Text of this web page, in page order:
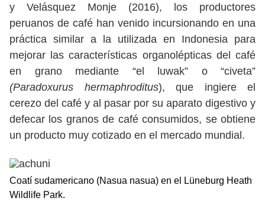
y Velásquez Monje (2016), los productores
peruanos de café han venido incursionando en una
práctica similar a la utilizada en Indonesia para
mejorar las características organolépticas del café
en grano mediante “el luwak” o “civeta”
(Paradoxurus hermaphroditus), que ingiere el
cerezo del café y al pasar por su aparato digestivo y
defecar los granos de café consumidos, se obtiene
un producto muy cotizado en el mercado mundial.
Coatí sudamericano (Nasua nasua) en el Lüneburg Heath
Wildlife Park.